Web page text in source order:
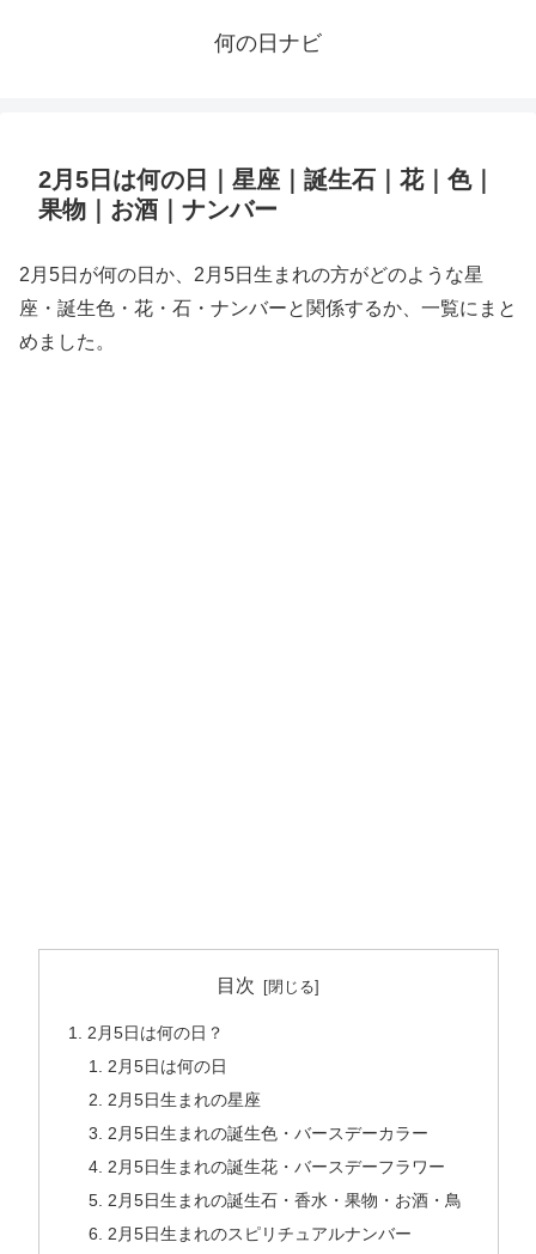
何の日ナビ
2月5日は何の日｜星座｜誕生石｜花｜色｜
果物｜お酒｜ナンバー
2月5日が何の日か、2月5日生まれの方がどのような星
座・誕生色・花・石・ナンバーと関係するか、一覧にまと
めました。
目次
2月5日は何の日？
2月5日は何の日
2月5日生まれの星座
2月5日生まれの誕生色・バースデーカラー
2月5日生まれの誕生花・バースデーフラワー
2月5日生まれの誕生石・香水・果物・お酒・鳥
2月5日生まれのスピリチュアルナンバー